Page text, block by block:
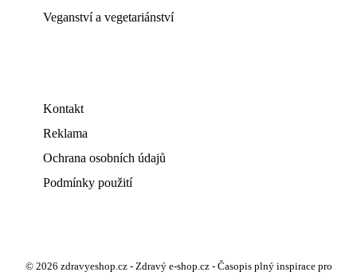
Veganství a vegetariánství
Kontakt
Reklama
Ochrana osobních údajů
Podmínky použití
© 2026 zdravyeshop.cz - Zdravý e-shop.cz - Časopis plný inspirace pro